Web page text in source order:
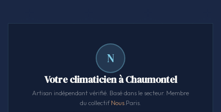
N
Votre climaticien à Chaumontel
Artisan indépendant vérifié. Basé dans le secteur. Membre
du collectifNous.Paris.